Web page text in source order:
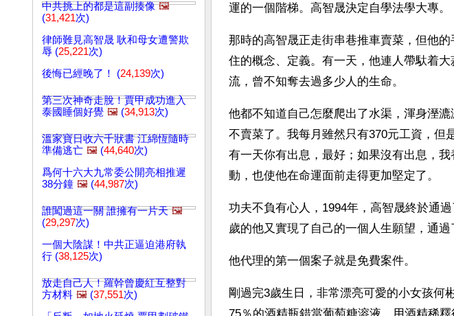
中共挑上的都是這副揍像 🖼️
(31,421次)
律師難見高智晟 耿和母女遭警欺
辱 (25,221次)
後悔已經晚了！ (24,139次)
第三次神奇走脫！賈甲成功進入
泰國睡個好覺 🖼️ (34,913次)
溫家寶日收六千狀書 江綿恆隨時
準備逃亡 🖼️ (44,640次)
爲何十六大九常委公開亮相推遲
38分鐘 🖼️ (44,987次)
誰闖過這一關 誰擁有一片天 🖼️
(29,297次)
一個大陰謀！中共正逼迫港府執
行 (38,125次)
放走自己人！羅幹曾慶紅互整對
方材料 🖼️ (37,551次)
運的一個階梯。高智晟決定自學法學大專。
那時的高智晟正走街串巷推車賣菜，但他
住的概念、定義。有一天，他連人帶馱着
流，曾不知奪去過多少人的生命。
他都不知道自己怎麼爬出了水渠，渾身溼
不賣菜了。我每月雖然只有370元工資，但
有一天你有出息，最好；如果沒有出息，
動，也使他在命運面前走得更加堅定了。
功夫不負有心人，1994年，高智晟終於通
歲的他又實現了自己的一個人生願望，通過
他代理的第一個案子就是免費案件。
剛過完3歲生日，非常漂亮可愛的小女孩何